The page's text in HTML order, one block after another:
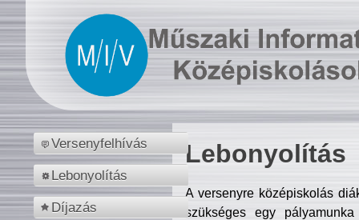
Versenyfelhívás
Lebonyolítás
Díjazás
Lebonyolítás
A versenyre középiskolás
szükséges egy